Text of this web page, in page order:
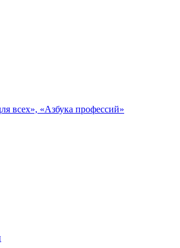
всех», «Азбука профессий»